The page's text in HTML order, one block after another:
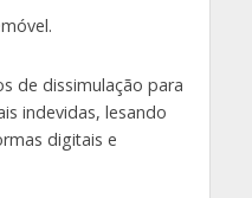
de dissimulação para
indevidas, lesando
digitais e